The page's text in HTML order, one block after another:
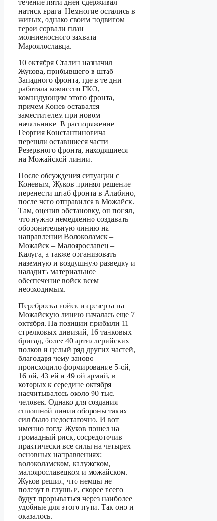
течение пяти дней сдерживал
натиск врага. Немногие остались в
живых, однако своим подвигом
герои сорвали план
молниеносного захвата
Мароялославца.
10 октября Сталин назначил
Жукова, прибывшего в штаб
Западного фронта, где в те дни
работала комиссия ГКО,
командующим этого фронта,
причем Конев оставался
заместителем при новом
начальнике. В распоряжение
Георгия Константиновича
перешли оставшиеся части
Резервного фронта, находящиеся
на Можайской линии.
После обсуждения ситуации с
Коневым, Жуков принял решение
перенести штаб фронта в Алабино,
после чего отправился в Можайск.
Там, оценив обстановку, он понял,
что нужно немедленно создавать
оборонительную линию на
направлении Волоколамск –
Можайск – Малоярославец –
Калуга, а также организовать
наземную и воздушную разведку и
наладить материальное
обеспечение войск всем
необходимым.
Переброска войск из резерва на
Можайскую линию началась еще 7
октября. На позиции прибыли 11
стрелковых дивизий, 16 танковых
бригад, более 40 артиллерийских
полков и целый ряд других частей,
благодаря чему заново
происходило формирование 5-ой,
16-ой, 43-ей и 49-ой армий, в
которых к середине октября
насчитывалось около 90 тыс.
человек. Однако для создания
сплошной линии обороны таких
сил было недостаточно. И вот
именно тогда Жуков пошел на
громадный риск, сосредоточив
практически все силы на четырех
основных направлениях:
волоколамском, калужском,
малоярославецком и можайском.
Жуков решил, что немцы не
полезут в глушь и, скорее всего,
будут прорываться через наиболее
удобные для этого пути. Так оно и
оказалось.